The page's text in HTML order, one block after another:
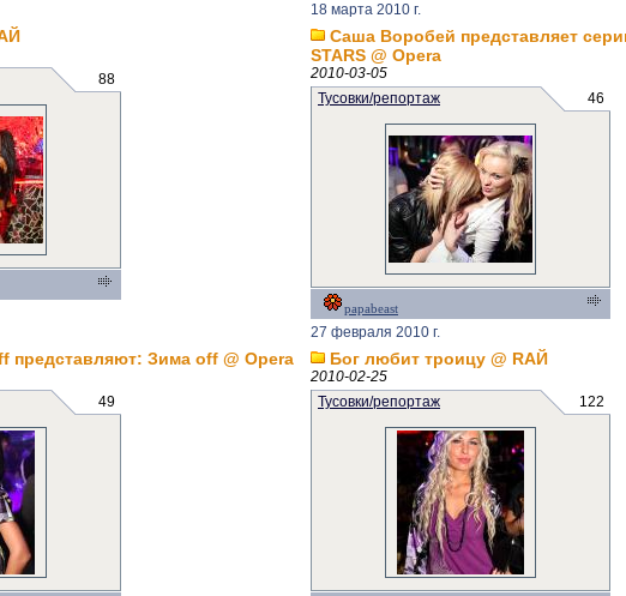
18 марта 2010 г.
88
Саша Воробей представляет
STARS @ Opera
2010-03-05
Тусовки/репортаж
46
papabeast
27 февраля 2010 г.
представляют: Зима off @ Opera
49
Бог любит троицу @ RAЙ
2010-02-25
Тусовки/репортаж
122